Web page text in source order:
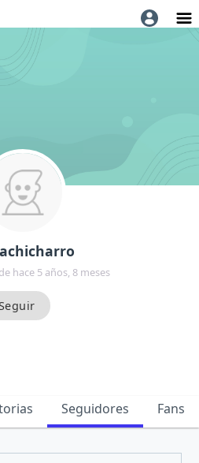
hace 5 años, 8 meses
Seguidores Fans